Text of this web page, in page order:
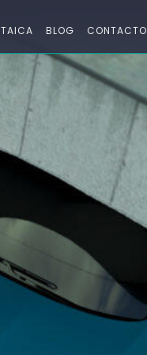
BLOG CONTACTO